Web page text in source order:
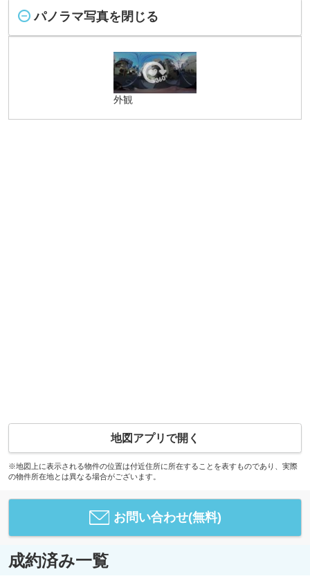
パノラマ写真を閉じる
外観
地図アプリで開く
※地図上に表示される物件の位置は付近住所に所在することを表すものであり、実際
の物件所在地とは異なる場合がございます。
お問い合わせ(無料)
成約済み一覧